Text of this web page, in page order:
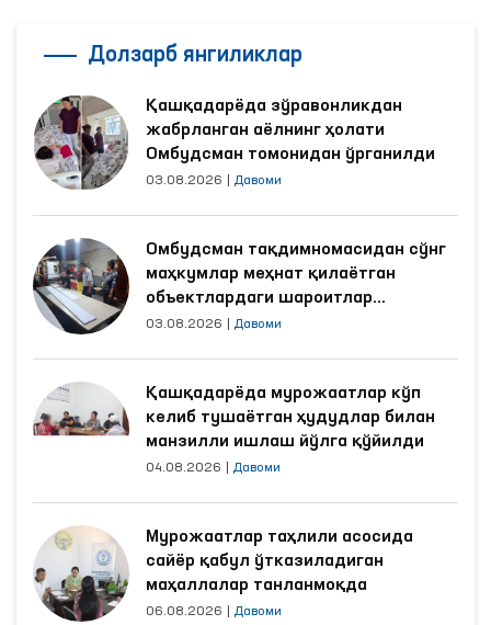
Долзарб янгиликлар
Қашқадарёда зўравонликдан
жабрланган аёлнинг ҳолати
Омбудсман томонидан ўрганилди
03.08.2026 Давоми
Омбудсман тақдимномасидан сўнг
маҳкумлар меҳнат қилаётган
объектлардаги шароитлар
яхшиланди
03.08.2026 Давоми
Қашқадарёда мурожаатлар кўп
келиб тушаётган ҳудудлар билан
манзилли ишлаш йўлга қўйилди
04.08.2026 Давоми
Мурожаатлар таҳлили асосида
сайёр қабул ўтказиладиган
маҳаллалар танланмоқда
06.08.2026 Давоми